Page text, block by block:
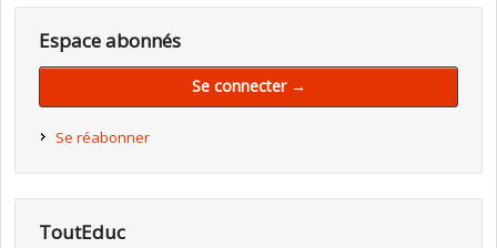
Espace abonnés
Se connecter →
Se réabonner
ToutEduc